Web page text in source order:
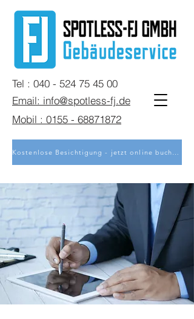
Mobil : 0155 - 68871872
Tel : 040 - 524 75 45 00
Email: info@spotless-fj.de
Kostenlose Besichtigung - jetzt online buchen